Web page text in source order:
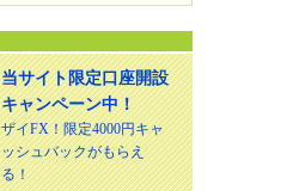
当サイト限定口座開設
キャンペーン中！
ザイFX！限定4000円キャ
ッシュバックがもらえ
る！